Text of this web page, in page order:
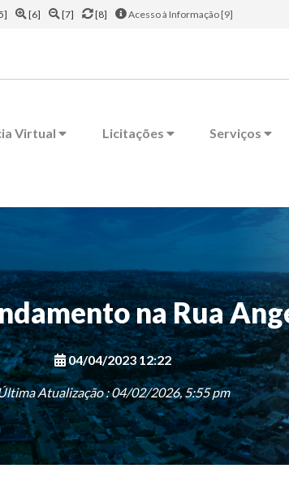
[6] [7] [8] Acesso à Informação [9]
Virtual Licitações Serviços
na Rua
04/04/2023 12:22
Atualização : 04/02/2026, 5:55 pm